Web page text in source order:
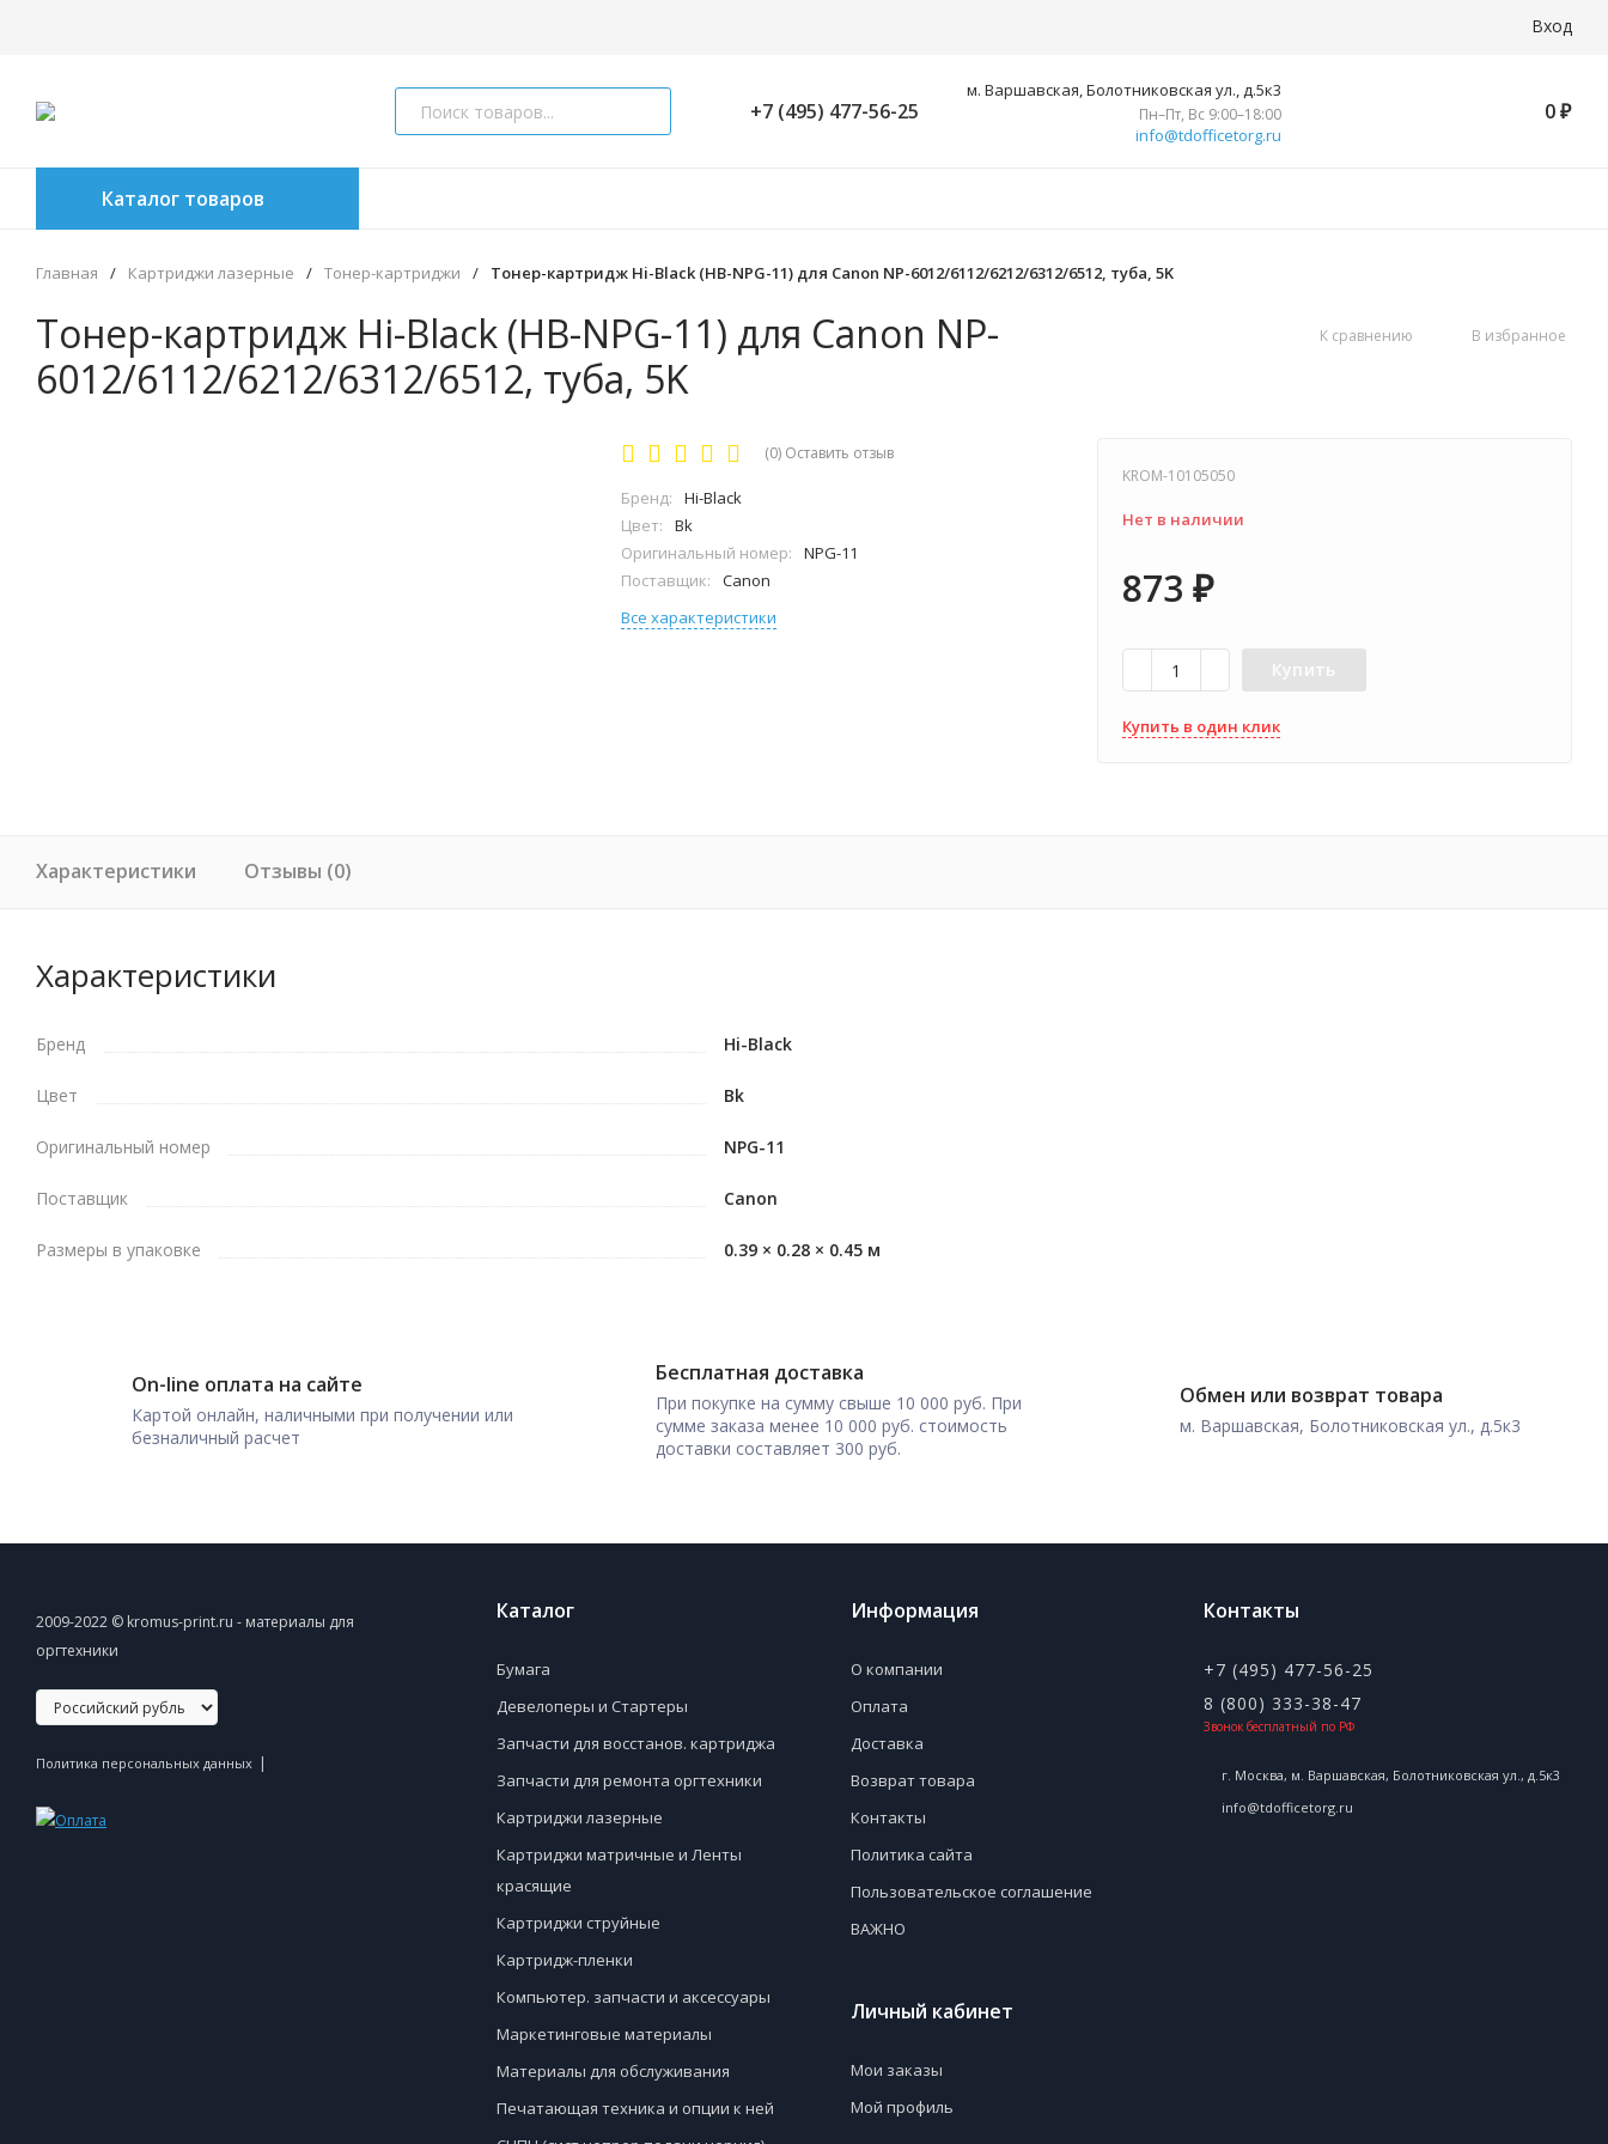
Вход
+7 (495) 477-56-25
м. Варшавская, Болотниковская ул., д.5к3
Пн–Пт, Вс 9:00–18:00
info@tdofficetorg.ru
0 ₽
Каталог товаров
Главная / Картриджи лазерные / Тонер-картриджи / Тонер-картридж Hi-Black (HB-NPG-11) для Canon NP-6012/6112/6212/6312/6512, туба, 5K
Тонер-картридж Hi-Black (HB-NPG-11) для Canon NP-
6012/6112/6212/6312/6512, туба, 5K
К сравнению В избранное
(0) Оставить отзыв
Бренд:
Hi-Black
Цвет:
Bk
Оригинальный номер:
NPG-11
Поставщик:
Canon
Все характеристики
KROM-10105050
Нет в наличии
873 ₽
Купить
Купить в один клик
Характеристики Отзывы (0)
Характеристики
Бренд Hi-Black
Цвет Bk
Оригинальный номер NPG-11
Поставщик Canon
Размеры в упаковке 0.39 × 0.28 × 0.45 м
On-line оплата на сайте
Картой онлайн, наличными при получении или
безналичный расчет
Бесплатная доставка
При покупке на сумму свыше 10 000 руб. При
сумме заказа менее 10 000 руб. стоимость
доставки составляет 300 руб.
Обмен или возврат товара
м. Варшавская, Болотниковская ул., д.5к3
2009-2022 © kromus-print.ru - материалы для
оргтехники
Политика персональных данных |
Каталог
Бумага
Девелоперы и Стартеры
Запчасти для восстанов. картриджа
Запчасти для ремонта оргтехники
Картриджи лазерные
Картриджи матричные и Ленты
красящие
Картриджи струйные
Картридж-пленки
Компьютер. запчасти и аксессуары
Маркетинговые материалы
Материалы для обслуживания
Печатающая техника и опции к ней
Информация
О компании
Оплата
Доставка
Возврат товара
Контакты
Политика сайта
Пользовательское соглашение
ВАЖНО
Личный кабинет
Мои заказы
Мой профиль
Контакты
+7 (495) 477-56-25
8 (800) 333-38-47
Звонок бесплатный по РФ
г. Москва, м. Варшавская, Болотниковская ул., д.5к3
info@tdofficetorg.ru